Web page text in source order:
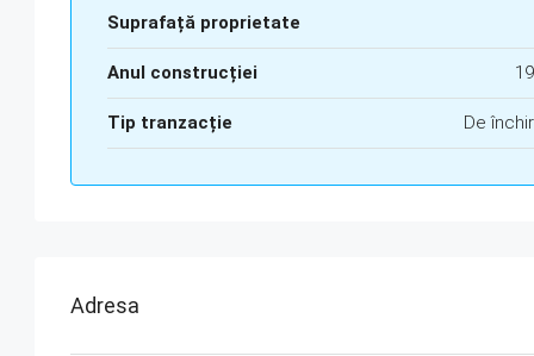
Suprafață proprietate
Anul construcției
Tip tranzacție De
Adresa